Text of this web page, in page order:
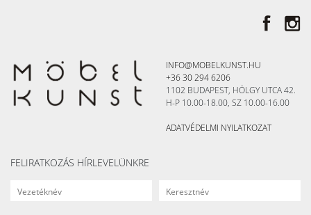
INFO@MOBELKUNST.HU
+36 30 294 6206
1102 BUDAPEST, HÖLGY UTCA 42.
H-P 10.00-18.00, SZ 10.00-16.00
ADATVÉDELMI NYILATKOZAT
FELIRATKOZÁS HÍRLEVELÜNKRE